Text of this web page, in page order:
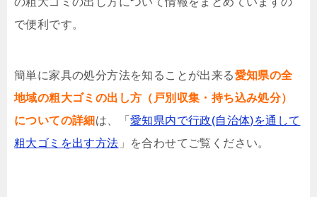
で便利です。
簡単に家具の処分方法を知ることが出来る愛知県の全
地域の粗大ゴミの出し方（戸別収集・持ち込み処分）
についての詳細 は、「愛知県内で行政(自治体)を通して
粗大ゴミを出す方法 」を合わせてご覧ください。